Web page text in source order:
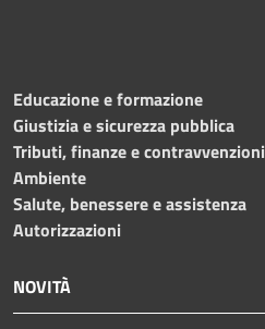
Educazione e formazione
Giustizia e sicurezza pubblica
Tributi, finanze e contravvenzioni
Ambiente
Salute, benessere e assistenza
Autorizzazioni
NOVITÀ